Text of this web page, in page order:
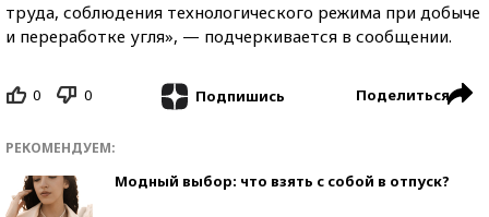
труда, соблюдения технологического режима при добыче
и переработке угля», — подчеркивается в сообщении.
0 0 Подпишись Поделиться
РЕКОМЕНДУЕМ:
Модный выбор: что взять с собой в отпуск?